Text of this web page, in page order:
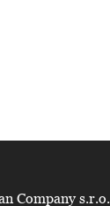
Company s.r.o.